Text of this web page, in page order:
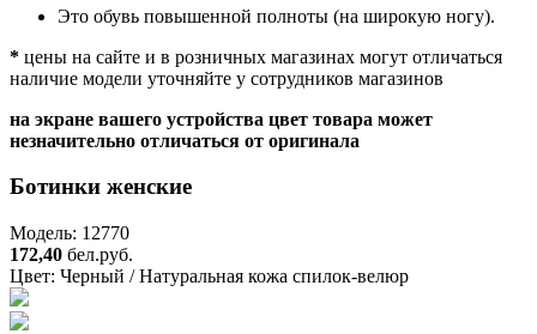
Это обувь повышенной полноты (на широкую ногу).
* цены на сайте и в розничных магазинах могут отличаться
наличие модели уточняйте у сотрудников магазинов
на экране вашего устройства цвет товара может
незначительно отличаться от оригинала
Ботинки женские
Модель: 12770
172,40 бел.руб.
Цвет: Черный / Натуральная кожа спилок-велюр